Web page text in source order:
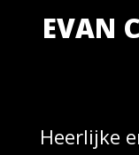
EVAN
Heerlijke